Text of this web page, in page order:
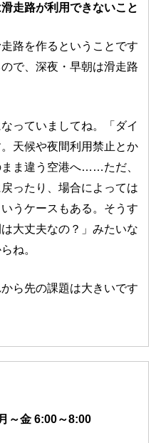
走路が利用できないこと
路を作るということです
で、深夜・早朝は滑走路
っていましてね。「ダイ
天候や夜間利用禁止とか
ま違う空港へ……ただ、
ったり、場合によっては
うケースもある。そうす
大丈夫なの？」みたいな
ね。
ら先の課題は大きいです
～金 6:00～8:00